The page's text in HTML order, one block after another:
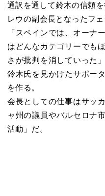
通訳を通して鈴木の信頼
レウの副会長となったフェ
「スペインでは、オーナ
はどんなカテゴリーでも
さが批判を消していった
鈴木氏を見かけたサポー
を作る。
会長としての仕事はサッ
ャ州の議員やバルセロナ
活動」だ。